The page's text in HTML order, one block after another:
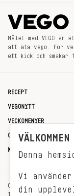
Målet med VEGO
att äta vego. För
ett kick och smakar
RECEPT
VEGONYTT
VECKOMENYER
OM OSS
KONTAKT
OXENSTIERNSGATAN 33
114 27 STOCKHOLM
Denna
Vi
din